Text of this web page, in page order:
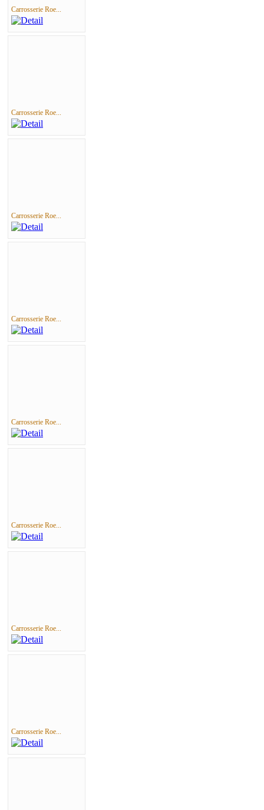
Carrosserie Roe...
Carrosserie Roe...
Carrosserie Roe...
Carrosserie Roe...
Carrosserie Roe...
Carrosserie Roe...
Carrosserie Roe...
Carrosserie Roe...